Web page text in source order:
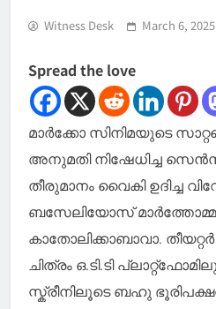
Witness Desk March 6, 2025
Spread the love
മാർക്കോ സിനിമയുടെ
അനുമതി നിഷേധിച്ച
തീരുമാനം വൈകി ഉദിച്ച
ബസേലിയോസ്
കാതോലിക്കാബാവാ.
ചിത്രം ഒ.ടി.ടി
സ്ക്രീനിലൂടെ ബഹു